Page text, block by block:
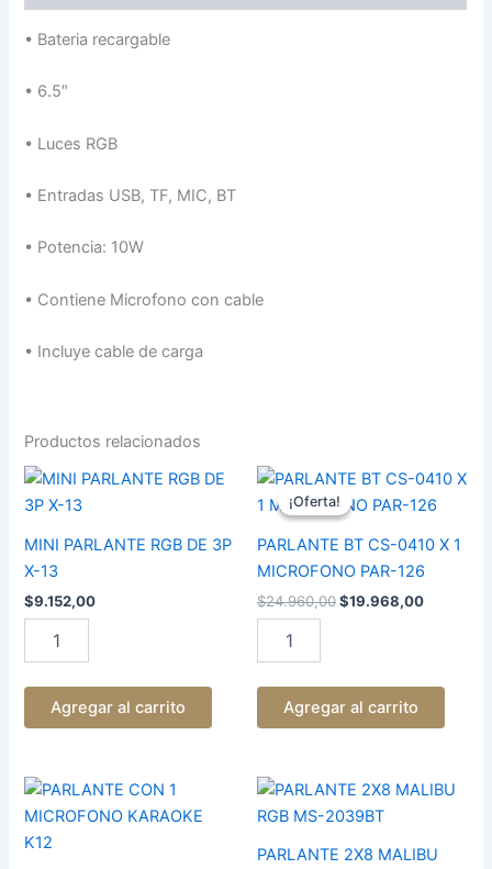
• Bateria recargable
• 6.5″
• Luces RGB
• Entradas USB, TF, MIC, BT
• Potencia: 10W
• Contiene Microfono con cable
• Incluye cable de carga
Productos relacionados
MINI PARLANTE RGB DE 3P
X-13
$9.152,00
MINI
PARLANTE
DE
3P
13
cantidad
Agregar al carrito
¡Oferta!
¡Oferta!
PARLANTE BT CS-0410 X 1
MICROFONO PAR-126
$24.960,00
El
precio
original
$24.960,00.
$19.968,00
El
actual
PARLANTE
BT
CS-
0410
X
MICROFONO
PAR-
Agregar al carrito
PARLANTE
CON
MICROFONO
PARLANTE 2X8 MALIBU
PARLANTE
2X8
RGB